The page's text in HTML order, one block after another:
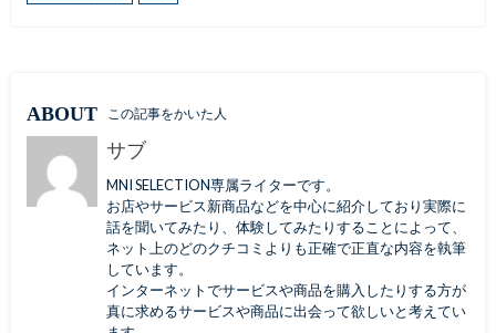
ABOUT この記事をかいた人
サブ
MNI SELECTION専属ライターです。
お店やサービス新商品などを中心に紹介しており実際に
話を聞いてみたり、体験してみたりすることによって、
ネット上のどのクチコミよりも正確で正直な内容を執筆
しています。
インターネットでサービスや商品を購入したりする方が
真に求めるサービスや商品に出会って欲しいと考えてい